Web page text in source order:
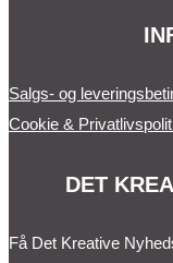
Salgs- og
Cookie &
DET
Få Det Kreative